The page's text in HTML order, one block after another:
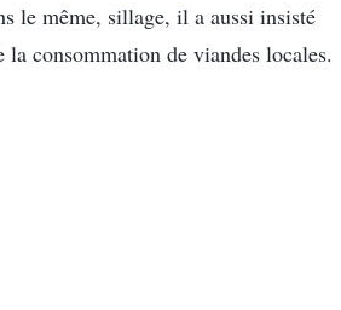
le même, sillage, il a aussi insisté
la consommation de viandes locales.